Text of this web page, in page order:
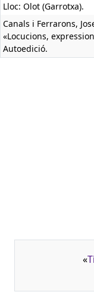
Lloc: Olot (Garrotxa).
Canals i Ferrarons,
«Locucions,
Autoedició.
«